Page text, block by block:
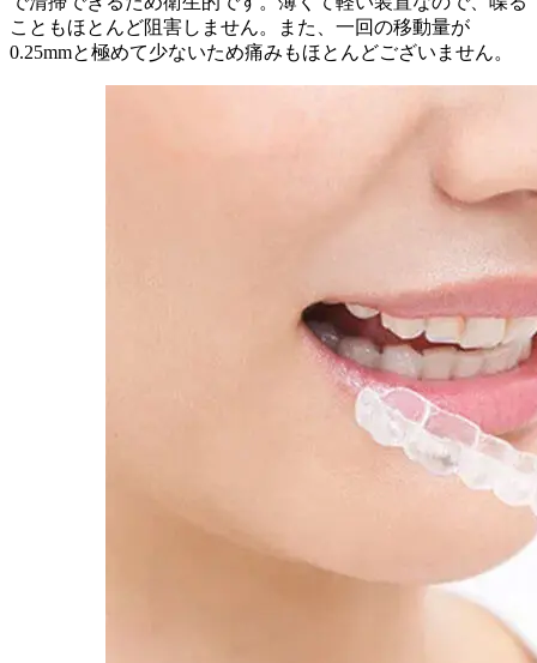
こともほとんど阻害しません。また、一回の移動量が
0.25mmと極めて少ないため痛みもほとんどございません。